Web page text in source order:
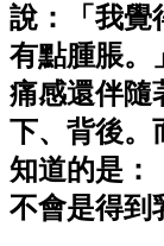
說：「我覺
有點腫脹。
痛感還伴隨
下、背後。
知道的是：
不會是得到